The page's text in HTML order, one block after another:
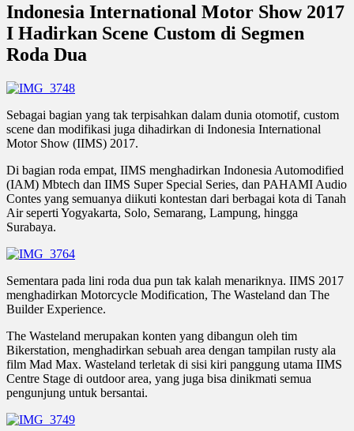
Indonesia International Motor Show 2017
I Hadirkan Scene Custom di Segmen
Roda Dua
Sebagai bagian yang tak terpisahkan dalam dunia otomotif, custom
scene dan modifikasi juga dihadirkan di Indonesia International
Motor Show (IIMS) 2017.
Di bagian roda empat, IIMS menghadirkan Indonesia Automodified
(IAM) Mbtech dan IIMS Super Special Series, dan PAHAMI Audio
Contes yang semuanya diikuti kontestan dari berbagai kota di Tanah
Air seperti Yogyakarta, Solo, Semarang, Lampung, hingga
Surabaya.
Sementara pada lini roda dua pun tak kalah menariknya. IIMS 2017
menghadirkan Motorcycle Modification, The Wasteland dan The
Builder Experience.
The Wasteland merupakan konten yang dibangun oleh tim
Bikerstation, menghadirkan sebuah area dengan tampilan rusty ala
film Mad Max. Wasteland terletak di sisi kiri panggung utama IIMS
Centre Stage di outdoor area, yang juga bisa dinikmati semua
pengunjung untuk bersantai.